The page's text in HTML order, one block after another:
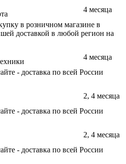
4 месяца
в розничном магазине в
доставкой в любой регион на
4 месяца
- доставка по всей России
2, 4 месяца
- доставка по всей России
2, 4 месяца
- доставка по всей России